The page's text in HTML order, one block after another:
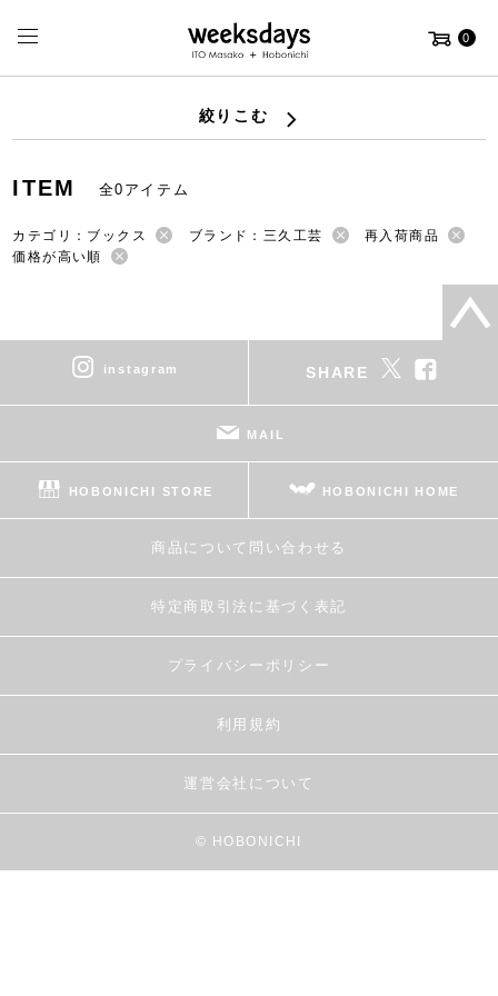
0
絞りこむ
ITEM 全0アイテム
カテゴリ：ブックス ブランド：三久工芸
再入荷商品
価格が高い順
instagram SHARE
MAIL
HOBONICHI STORE HOBONICHI HOME
商品について問い合わせる
特定商取引法に基づく表記
プライバシーポリシー
利用規約
運営会社について
© HOBONICHI